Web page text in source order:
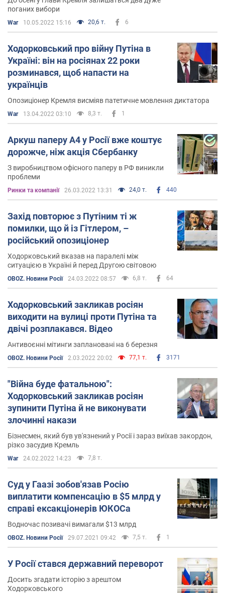
поганих вибори
War 10.05.2022 15:16 20,6 т. 6
Ходорковський про війну Путіна в
Україні: він на росіянах 22 роки
розминався, щоб напасти на
українців
Опозиціонер Кремля висміяв патетичне мовлення диктатора
War 13.04.2022 03:10 8,3 т. 1
Аркуш паперу А4 у Росії вже коштує
дорожче, ніж акція Сбербанку
З виробництвом офісного паперу в РФ виникли
проблеми
Ринки та компанії 26.03.2022 13:31 24,0 т. 440
Захід повторює з Путіним ті ж
помилки, що й із Гітлером, –
російський опозиціонер
Ходорковський вказав на паралелі між
ситуацією в Україні й перед Другою світовою
OBOZ. Новини Росії 24.03.2022 08:57 6,8 т. 64
Ходорковський закликав росіян
виходити на вулиці проти Путіна та
двічі розплакався. Відео
Антивоєнні мітинги заплановані на 6 березня
OBOZ. Новини Росії 2.03.2022 20:02 77,1 т. 3171
"Війна буде фатальною":
Ходорковський закликав росіян
зупинити Путіна й не виконувати
злочинні накази
Бізнесмен, який був ув'язнений у Росії і зараз виїхав закордон,
різко засудив Кремль
War 24.02.2022 14:23 7,8 т.
Суд у Гаазі зобов'язав Росію
виплатити компенсацію в $5 млрд у
справі ексакціонерів ЮКОСа
Водночас позивачі вимагали $13 млрд
OBOZ. Новини Росії 29.07.2021 09:42 7,5 т. 1
У Росії стався державний переворот
Досить згадати історію з арештом
Ходорковського